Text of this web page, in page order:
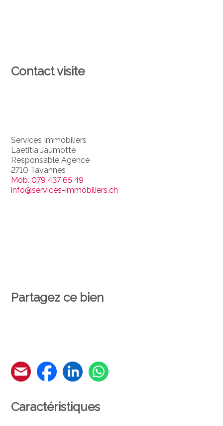
Contact visite
Services Immobiliers
Laetitia Jaumotte
Responsable Agence
2710 Tavannes
Mob.079 437 65 49
info@services-immobiliers.ch
Partagez ce bien
Caractéristiques